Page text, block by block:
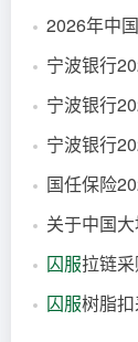
宁波银行
宁波银行
宁波银行
国任保险
囚服拉链
囚服树脂